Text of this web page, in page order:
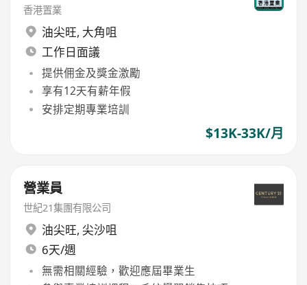
香港置業
油尖旺, 大角咀
工作日面議
提供佣金及獎金激勵
享有12天有薪年假
安排定期專業培訓
$13K-33K/月
營業員
世紀21集團有限公司
油尖旺, 尖沙咀
6天/週
無需相關經驗，歡迎應屆畢業生